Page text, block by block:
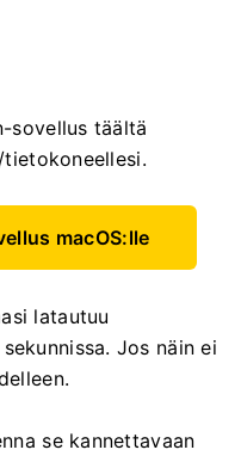
sovellus täältä
macOS:lle
latautuu
Jos näin ei
se kannettavaan